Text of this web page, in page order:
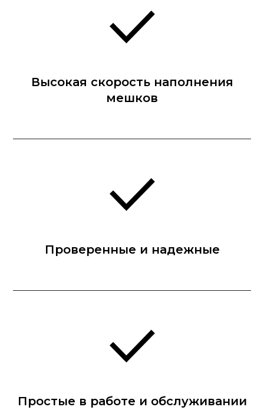
Высокая скорость наполнения
мешков
Проверенные и надежные
Простые в работе и обслуживании